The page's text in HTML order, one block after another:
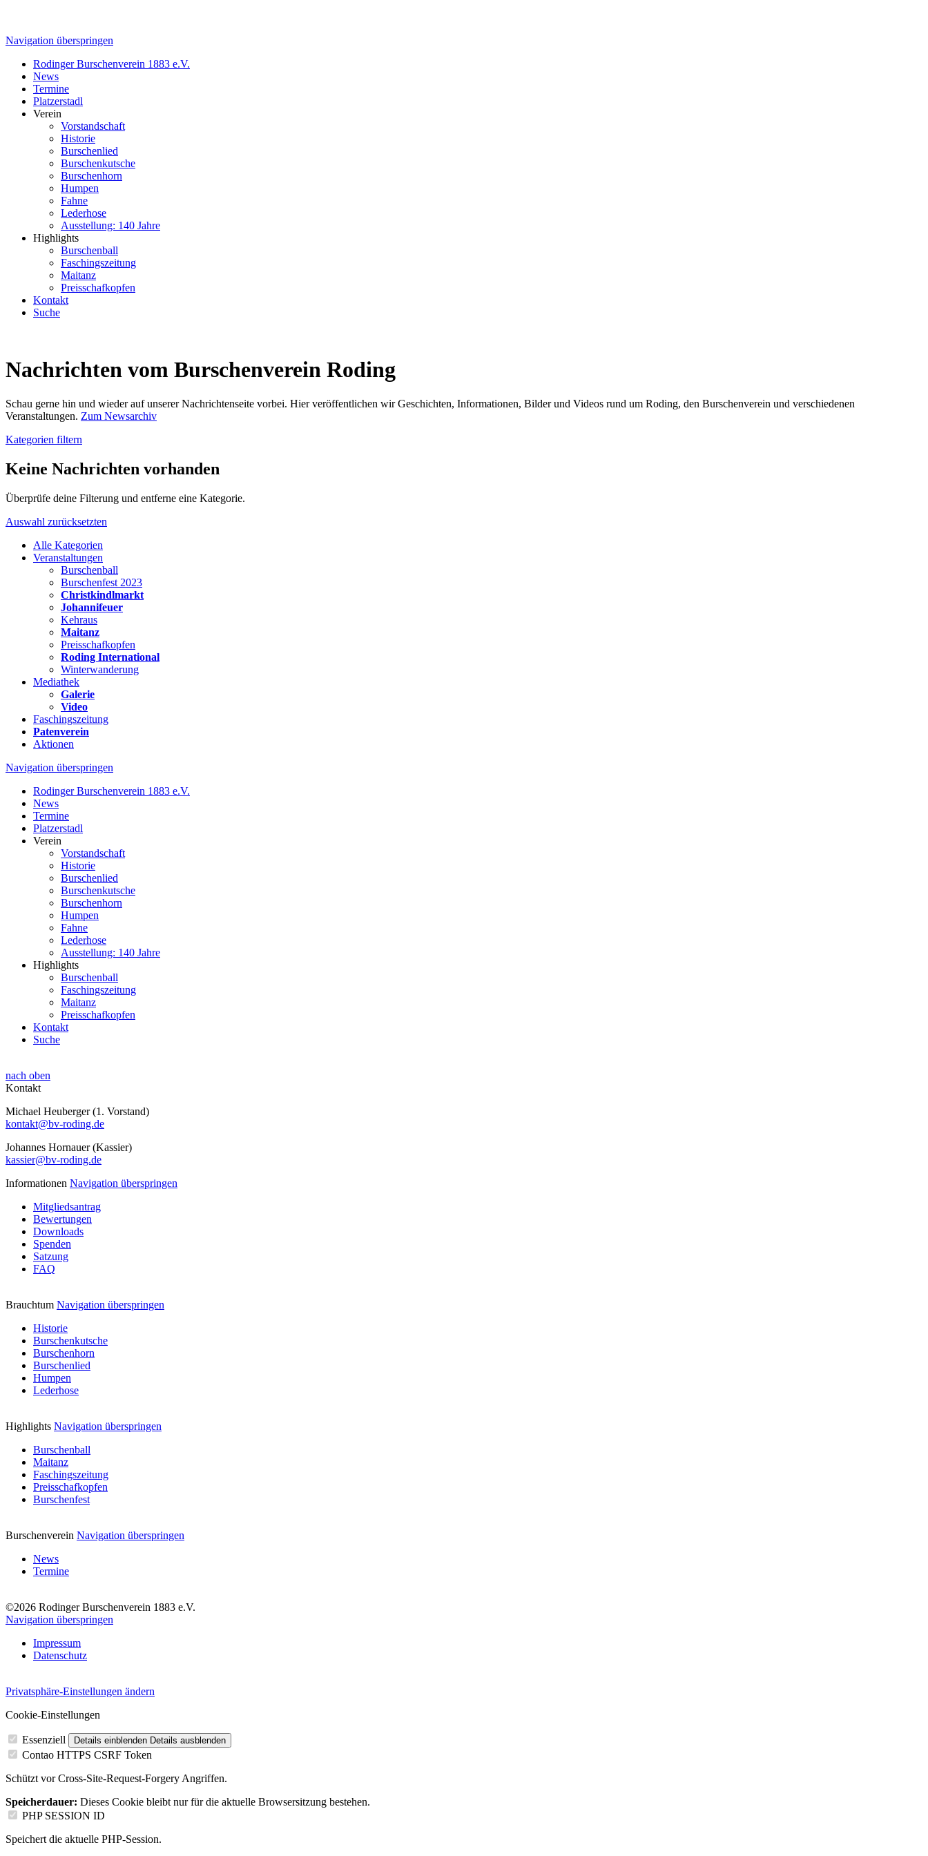
Navigation überspringen
Rodinger Burschenverein 1883 e.V.
News
Termine
Platzerstadl
Verein
Vorstandschaft
Historie
Burschenlied
Burschenkutsche
Burschenhorn
Humpen
Fahne
Lederhose
Ausstellung: 140 Jahre
Highlights
Burschenball
Faschingszeitung
Maitanz
Preisschafkopfen
Kontakt
Suche
Nachrichten vom Burschenverein Roding
Schau gerne hin und wieder auf unserer Nachrichtenseite vorbei. Hier veröffentlichen wir Geschichten, Informationen, Bilder und Videos rund um Roding, den Burschenverein und verschiedenen
Veranstaltungen. Zum Newsarchiv
Kategorien filtern
Keine Nachrichten vorhanden
Überprüfe deine Filterung und entferne eine Kategorie.
Auswahl zurücksetzten
Alle Kategorien
Veranstaltungen
Burschenball
Burschenfest 2023
Christkindlmarkt
Johannifeuer
Kehraus
Maitanz
Preisschafkopfen
Roding International
Winterwanderung
Mediathek
Galerie
Video
Faschingszeitung
Patenverein
Aktionen
Navigation überspringen
Rodinger Burschenverein 1883 e.V.
News
Termine
Platzerstadl
Verein
Vorstandschaft
Historie
Burschenlied
Burschenkutsche
Burschenhorn
Humpen
Fahne
Lederhose
Ausstellung: 140 Jahre
Highlights
Burschenball
Faschingszeitung
Maitanz
Preisschafkopfen
Kontakt
Suche
nach oben
Kontakt
Michael Heuberger (1. Vorstand)
kontakt@bv-roding.de
Johannes Hornauer (Kassier)
kassier@bv-roding.de
Informationen Navigation überspringen
Mitgliedsantrag
Bewertungen
Downloads
Spenden
Satzung
FAQ
Brauchtum Navigation überspringen
Historie
Burschenkutsche
Burschenhorn
Burschenlied
Humpen
Lederhose
Highlights Navigation überspringen
Burschenball
Maitanz
Faschingszeitung
Preisschafkopfen
Burschenfest
Burschenverein Navigation überspringen
News
Termine
©2026 Rodinger Burschenverein 1883 e.V.
Navigation überspringen
Impressum
Datenschutz
Privatsphäre-Einstellungen ändern
Cookie-Einstellungen
Essenziell Details einblenden Details ausblenden
Contao HTTPS CSRF Token
Schützt vor Cross-Site-Request-Forgery Angriffen.
Speicherdauer: Dieses Cookie bleibt nur für die aktuelle Browsersitzung bestehen.
PHP SESSION ID
Speichert die aktuelle PHP-Session.